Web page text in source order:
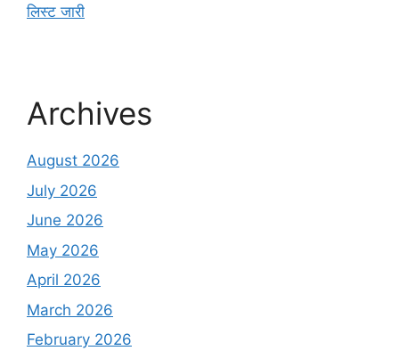
लिस्ट जारी
Archives
August 2026
July 2026
June 2026
May 2026
April 2026
March 2026
February 2026